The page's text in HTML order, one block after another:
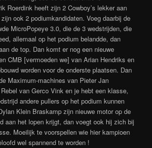
Roerdink heeft zijn 2 Cowboy’s lekker aan
ook 2 podiumkandidaten. Voeg daarbij de
MicroPopeye 3.0, die de 3 wedstrijden, die
allemaal op het podium belandde, dan
de top. Dan komt er nog een nieuwe
CMB [vermoeden we] van Arian Hendriks en
worden voor de onderste plaatsen. Dan
Maximum-machines van Pieter Jan
van Gerco Vink en je hebt een klasse,
andere pullers op het podium kunnen
Klein Braskamp zijn nieuwe motor op de
aan het lopen krijgt, dan voegt ook hij zich bij
Moeilijk te voorspellen wie hier kampioen
wel spannend te worden !